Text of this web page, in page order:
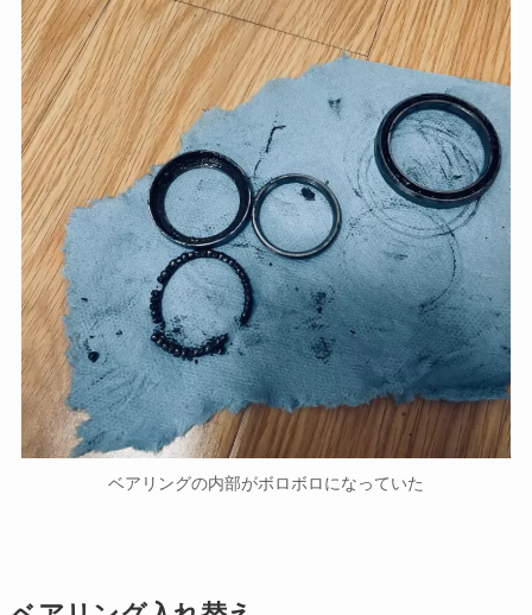
ベアリングの内部がボロボロになっていた